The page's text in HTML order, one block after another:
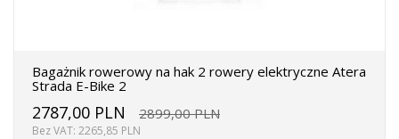
Bagażnik rowerowy na hak 2 rowery elektryczne Atera
Strada E-Bike 2
2787,00 PLN 2899,00 PLN
Bez VAT: 2265,85 PLN